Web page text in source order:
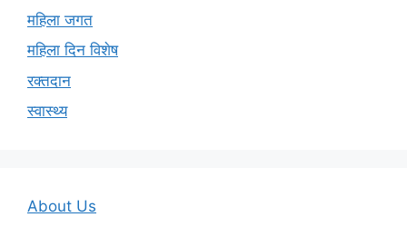
महिला जगत
महिला दिन विशेष
रक्तदान
स्वास्थ्य
About Us